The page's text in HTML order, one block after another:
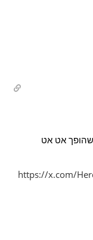
שהופך אט אט
https://x.com/